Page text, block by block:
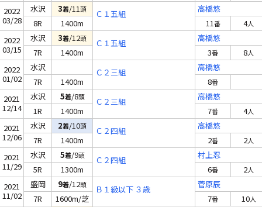
2022
03/28
水沢 3着/11頭 Ｃ１五組
高橋悠
8R
1400m 11番 4人
2022
03/15
水沢 3着/12頭 Ｃ１五組
高橋悠
7R
1400m 3番 8人
2022
01/02
水沢 Ｃ２三組
高橋悠
7R
1400m 8番
2021
12/14
水沢 5着/8頭 Ｃ２三組
高橋悠
1R
1400m 7番 4人
2021
12/06
水沢 2着/10頭 Ｃ２四組
高橋悠
7R
1400m 2番 2人
2021
11/29
水沢 5着/9頭 Ｃ２四組
村上忍
5R
1300m 6番 2人
2021
11/02
盛岡 9着/12頭 Ｂ１級以下 ３歳
菅原辰
7R
1600m/芝 7番 10人